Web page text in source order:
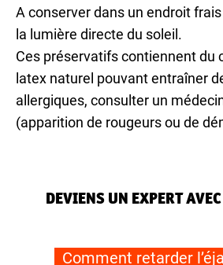
A conserver dans un endroit
la lumière directe du soleil.
Ces préservatifs contiennent du
latex naturel pouvant entraîner
allergiques, consulter un
(apparition de rougeurs ou de
DEVIENS UN EXPERT
Comment retarder